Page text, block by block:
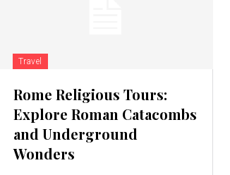
Travel
Rome Religious Tours:
Explore Roman Catacombs
and Underground
Wonders